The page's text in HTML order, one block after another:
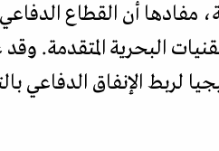
مفادها أن القطاع
البحرية
لربط الإنفاق الدفاعي